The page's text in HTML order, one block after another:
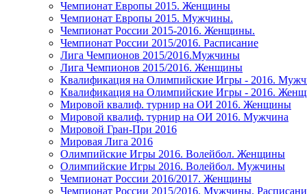
Чемпионат Европы 2015. Женщины
Чемпионат Европы 2015. Мужчины.
Чемпионат России 2015-2016. Женщины.
Чемпионат России 2015/2016. Расписание
Лига Чемпионов 2015/2016.Мужчины
Лига Чемпионов 2015/2016. Женщины
Квалификация на Олимпийские Игры - 2016.
Квалификация на Олимпийские Игры - 2016.
Мировой квалиф. турнир на ОИ 2016. Женщины
Мировой квалиф. турнир на ОИ 2016. Мужчина
Мировой Гран-При 2016
Мировая Лига 2016
Олимпийские Игры 2016. Волейбол. Женщины
Олимпийские Игры 2016. Волейбол. Мужчины
Чемпионат России 2016/2017. Женщины
Чемпионат России 2015/2016. Мужчины.